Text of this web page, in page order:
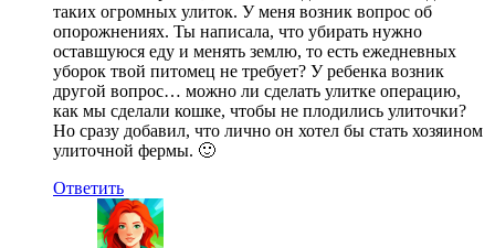
таких огромных улиток. У меня возник вопрос об
опорожнениях. Ты написала, что убирать нужно
оставшуюся еду и менять землю, то есть ежедневных
уборок твой питомец не требует? У ребенка возник
другой вопрос… можно ли сделать улитке операцию,
как мы сделали кошке, чтобы не плодились улиточки?
Но сразу добавил, что лично он хотел бы стать хозяином
улиточной фермы. 🙂
Ответить